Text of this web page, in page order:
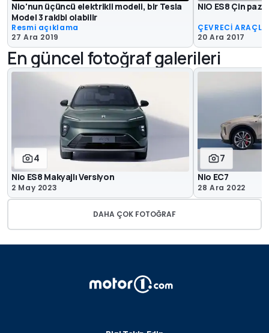
Nio'nun üçüncü elektrikli modeli, bir Tesla
Model 3 rakibi olabilir
Resmi açıklama
27 Ara 2019
NIO ES8 Çin
ÇEVRECİ
20 Ara 2017
En güncel fotoğraf galerileri
4
Nio ES8 Makyajlı Versiyon
2 May 2023
7
Nio EC7
28 Ara 2022
DAHA ÇOK FOTOĞRAF